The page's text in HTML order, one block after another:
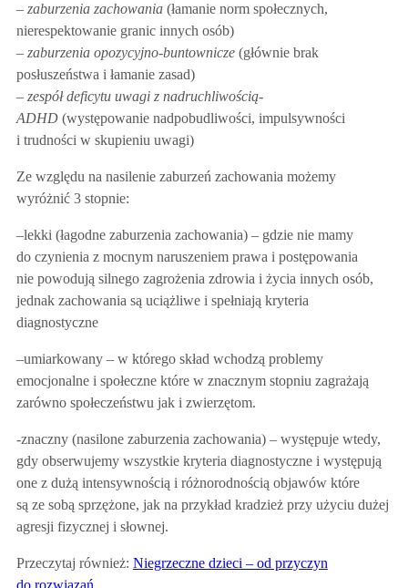
– zaburzenia zachowania (łamanie norm społecznych,
nierespektowanie granic innych osób)
– zaburzenia opozycyjno-buntownicze (głównie brak
posłuszeństwa i łamanie zasad)
– zespół deficytu uwagi z nadruchliwością-
ADHD (występowanie nadpobudliwości, impulsywności
i trudności w skupieniu uwagi)
Ze względu na nasilenie zaburzeń zachowania możemy
wyróżnić 3 stopnie:
–lekki (łagodne zaburzenia zachowania) – gdzie nie mamy
do czynienia z mocnym naruszeniem prawa i postępowania
nie powodują silnego zagrożenia zdrowia i życia innych osób,
jednak zachowania są uciążliwe i spełniają kryteria
diagnostyczne
–umiarkowany – w którego skład wchodzą problemy
emocjonalne i społeczne które w znacznym stopniu zagrażają
zarówno społeczeństwu jak i zwierzętom.
-znaczny(nasilone zaburzenia zachowania) – występuje wtedy,
gdy obserwujemy wszystkie kryteria diagnostyczne i występują
one z dużą intensywnością i różnorodnością objawów które
są ze sobą sprzężone, jak na przykład kradzież przy użyciu dużej
agresji fizycznej i słownej.
Przeczytaj również: Niegrzeczne dzieci – od przyczyn
do rozwiązań